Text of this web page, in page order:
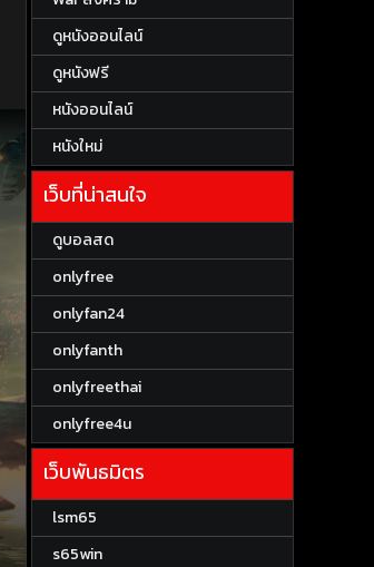
ดูหนังออนไลน์
ดูหนังฟรี
หนังออนไลน์
หนังใหม่
เว็บที่น่าสนใจ
ดูบอลสด
onlyfree
onlyfan24
onlyfanth
onlyfreethai
onlyfree4u
เว็บพันธมิตร
lsm65
s65win